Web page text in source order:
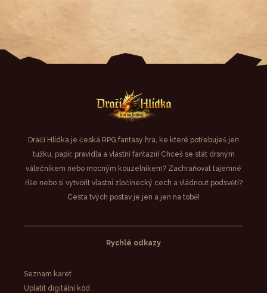
Dračí Hlídka je česká RPG fantasy hra, ke které potřebuješ jen
tužku, papír, pravidla a vlastní fantazii! Chceš se stát drsným
válečníkem nebo mocným kouzelníkem? Zachraňovat tajemné
říše nebo si vytvořit vlastní zločinecký cech a vládnout podsvětí?
Cesta tvých postav je jen a jen na tobě!
Rychlé odkazy
Seznam karet
Uplatit digitální kód